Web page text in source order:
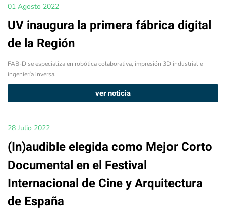
01 Agosto 2022
UV inaugura la primera fábrica digital
de la Región
FAB-D se especializa en robótica colaborativa, impresión 3D industrial e
ingeniería inversa.
ver noticia
28 Julio 2022
(In)audible elegida como Mejor Corto
Documental en el Festival
Internacional de Cine y Arquitectura
de España